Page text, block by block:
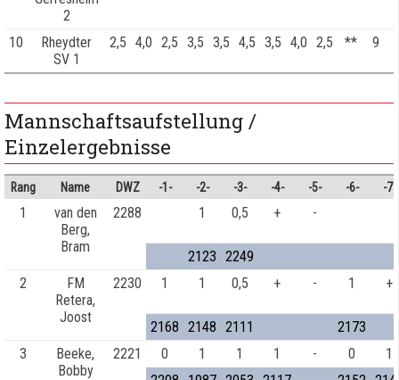
2
10
Rheydter
SV 1
2,5 4,0 2,5 3,5 3,5 4,5 3,5 4,0 2,5 ** 9
Mannschaftsaufstellung /
Einzelergebnisse
Rang Name DWZ -1- -2- -3- -4- -5- -6- -7-
1
van den
Berg,
Bram
2288 1 0,5 + -
2123 2249
2
FM
Retera,
Joost
2230 1 1 0,5 + - 1 +
2168 2148 2111
2173
3
Beeke,
Bobby
2221 0 1 1 1 - 0
1